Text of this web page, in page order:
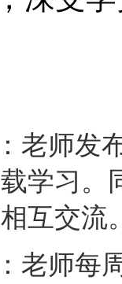
老师发
学习
互交流
老师每